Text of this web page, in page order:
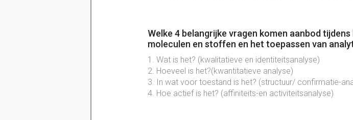
Welke 4 belangrijke vragen komen aanbod
moleculen en stoffen en het toepassen van
1. Wat is het? (kwalitatieve en identiteitsanalyse)
2. Hoeveel is het?(kwantitatieve analyse)
3. In wat voor toestand is het? (structuur/ confirmatie-
4. Hoe actief is het? (affiniteits-en activiteitsanalyse)